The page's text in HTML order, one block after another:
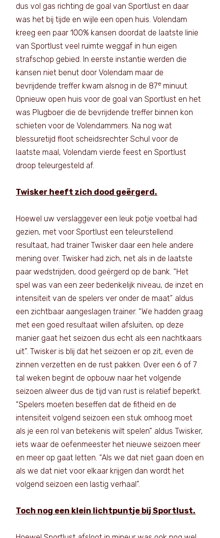
dus vol gas richting de goal van Sportlust en daar
was het bij tijde en wijle een open huis. Volendam
kreeg een paar 100% kansen doordat de laatste linie
van Sportlust veel ruimte weggaf in hun eigen
strafschop gebied. In eerste instantie werden die
kansen niet benut door Volendam maar de
bevrijdende treffer kwam alsnog in de 87e minuut.
Opnieuw open huis voor de goal van Sportlust en het
was Plugboer die de bevrijdende treffer binnen kon
schieten voor de Volendammers. Na nog wat
blessuretijd floot scheidsrechter Schul voor de
laatste maal, Volendam vierde feest en Sportlust
droop teleurgesteld af.
Twisker heeft zich dood geërgerd.
Hoewel uw verslaggever een leuk potje voetbal had
gezien, met voor Sportlust een teleurstellend
resultaat, had trainer Twisker daar een hele andere
mening over. Twisker had zich, net als in de laatste
paar wedstrijden, dood geërgerd op de bank. “Het
spel was van een zeer bedenkelijk niveau, de inzet en
intensiteit van de spelers ver onder de maat” aldus
een zichtbaar aangeslagen trainer. “We hadden graag
met een goed resultaat willen afsluiten, op deze
manier gaat het seizoen dus echt als een nachtkaars
uit”. Twisker is blij dat het seizoen er op zit, even de
zinnen verzetten en de rust pakken. Over een 6 of 7
tal weken begint de opbouw naar het volgende
seizoen alweer dus de tijd van rust is relatief beperkt.
“Spelers moeten beseffen dat de fitheid en de
intensiteit volgend seizoen een stuk omhoog moet
als je een rol van betekenis wilt spelen” aldus Twisker,
iets waar de oefenmeester het nieuwe seizoen meer
en meer op gaat letten. “Als we dat niet gaan doen en
als we dat niet voor elkaar krijgen dan wordt het
volgend seizoen een lastig verhaal”.
Toch nog een klein lichtpuntje bij Sportlust.